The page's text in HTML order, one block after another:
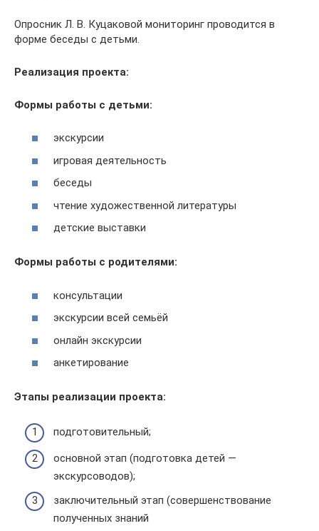
Опросник Л. В. Куцаковой мониторинг проводится в
форме беседы с детьми.
Реализация проекта:
Формы работы с детьми:
экскурсии
игровая деятельность
беседы
чтение художественной литературы
детские выставки
Формы работы с родителями:
консультации
экскурсии всей семьёй
онлайн экскурсии
анкетирование
Этапы реализации проекта:
подготовительный;
основной этап (подготовка детей —
экскурсоводов);
заключительный этап (совершенствование
полученных знаний